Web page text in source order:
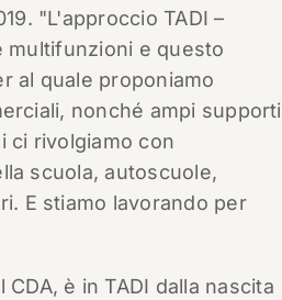
"L'approccio TADI –
multifunzioni e questo
al quale proponiamo
nonché ampi supporti
ci rivolgiamo con
scuola, autoscuole,
E stiamo lavorando per
è in TADI dalla nascita